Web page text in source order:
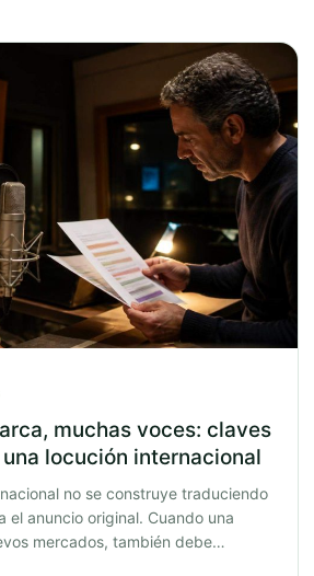
muchas voces: claves
locución internacional
no se construye traduciendo
el anuncio original. Cuando una
mercados, también debe…